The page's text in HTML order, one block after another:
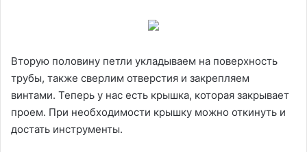
Вторую половину петли укладываем на поверхность
трубы, также сверлим отверстия и закрепляем
винтами. Теперь у нас есть крышка, которая закрывает
проем. При необходимости крышку можно откинуть и
достать инструменты.